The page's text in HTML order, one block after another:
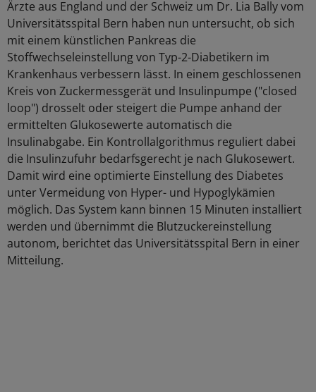
Ärzte aus England und der Schweiz um Dr. Lia Bally vom
Universitätsspital Bern haben nun untersucht, ob sich
mit einem künstlichen Pankreas die
Stoffwechseleinstellung von Typ-2-Diabetikern im
Krankenhaus verbessern lässt. In einem geschlossenen
Kreis von Zuckermessgerät und Insulinpumpe ("closed
loop") drosselt oder steigert die Pumpe anhand der
ermittelten Glukosewerte automatisch die
Insulinabgabe. Ein Kontrollalgorithmus reguliert dabei
die Insulinzufuhr bedarfsgerecht je nach Glukosewert.
Damit wird eine optimierte Einstellung des Diabetes
unter Vermeidung von Hyper- und Hypoglykämien
möglich. Das System kann binnen 15 Minuten installiert
werden und übernimmt die Blutzuckereinstellung
autonom, berichtet das Universitätsspital Bern in einer
Mitteilung.